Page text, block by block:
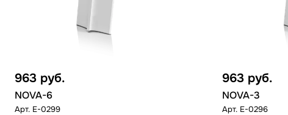
963 руб.
NOVA-6
Арт. E-0299
963 руб.
NOVA-3
Арт. E-0296